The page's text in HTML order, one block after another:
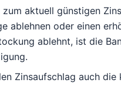
aktuell günstigen
ablehnen oder einen
ablehnt, ist die
Zinsaufschlag auch